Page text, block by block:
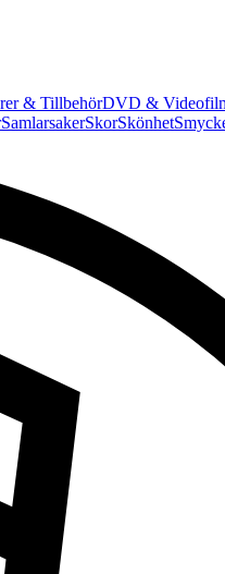
& TillbehörDVD &
SamlarsakerSkorSkönhet